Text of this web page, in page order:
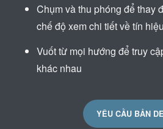
Chụm và thu phóng để thay
chế độ xem chi tiết về tín
Vuốt từ mọi hướng để truy
khác nhau
YÊU CẦU BẢN